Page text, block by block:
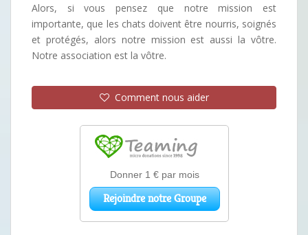
Alors, si vous pensez que notre mission est
importante, que les chats doivent être nourris, soignés
et protégés, alors notre mission est aussi la vôtre.
Notre association est la vôtre.
Comment nous aider